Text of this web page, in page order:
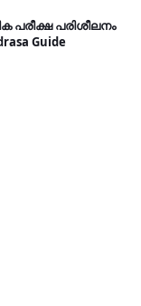
പരിശീലനം
Guide